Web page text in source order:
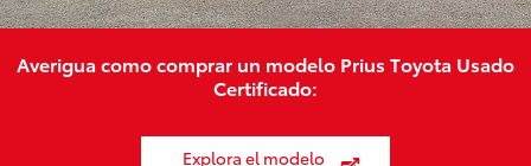
Averigua como comprar un modelo Prius Toyota Usado
Certificado:
Explora el modelo